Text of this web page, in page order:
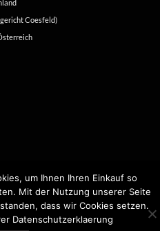
Coesfeld)
© Die zwei Kapitäne
um Ihnen Ihren Einkauf so
Mit der Nutzung unserer Seite
dass wir Cookies setzen.
Datenschutzerklaerung